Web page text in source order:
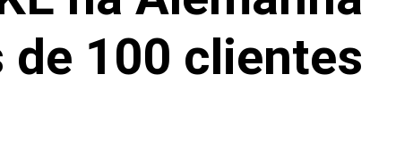
de 100 clientes